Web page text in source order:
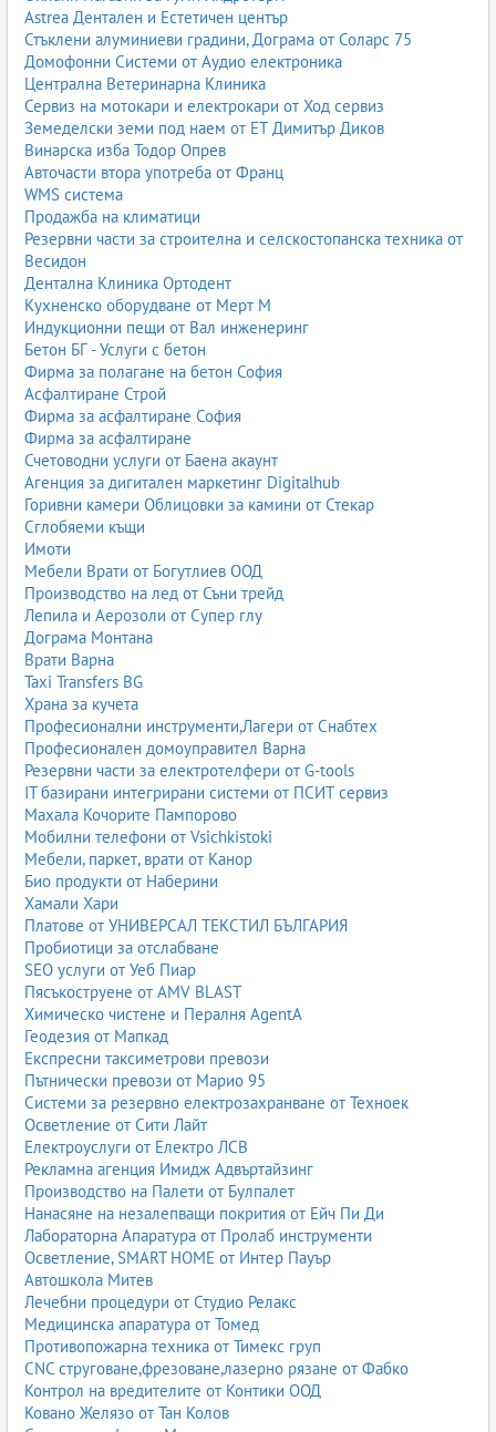
Astrea Дентален и Естетичен център
Стъклени алуминиеви градини, Дограма от Соларс 75
Домофонни Системи от Аудио електроника
Централна Ветеринарна Клиника
Сервиз на мотокари и електрокари от Ход сервиз
Земеделски земи под наем от ЕТ Димитър Диков
Винарска изба Тодор Опрев
Авточасти втора употреба от Франц
WMS система
Продажба на климатици
Резервни части за строителна и селскостопанска техника от
Весидон
Дентална Клиника Ортодент
Кухненско оборудване от Мерт М
Индукционни пещи от Вал инженеринг
Бетон БГ - Услуги с бетон
Фирма за полагане на бетон София
Асфалтиране Строй
Фирма за асфалтиране София
Фирма за асфалтиране
Счетоводни услуги от Баена акаунт
Агенция за дигитален маркетинг Digitalhub
Горивни камери Облицовки за камини от Стекар
Сглобяеми къщи
Имоти
Мебели Врати от Богутлиев ООД
Производство на лед от Съни трейд
Лепила и Аерозоли от Супер глу
Дограма Монтана
Врати Варна
Taxi Transfers BG
Храна за кучета
Професионални инструменти,Лагери от Снабтех
Професионален домоуправител Варна
Резервни части за електротелфери от G-tools
IT базирани интегрирани системи от ПСИТ сервиз
Махала Кочорите Пампорово
Мобилни телефони от Vsichkistoki
Мебели, паркет, врати от Канор
Био продукти от Наберини
Хамали Хари
Платове от УНИВЕРСАЛ ТЕКСТИЛ БЪЛГАРИЯ
Пробиотици за отслабване
SEO услуги от Уеб Пиар
Пясъкоструене от AMV BLAST
Химическо чистене и Пералня AgentA
Геодезия от Мапкад
Експресни таксиметрови превози
Пътнически превози от Марио 95
Системи за резервно електрозахранване от Техноек
Осветление от Сити Лайт
Електроуслуги от Електро ЛСВ
Рекламна агенция Имидж Адвъртайзинг
Производство на Палети от Булпалет
Нанасяне на незалепващи покрития от Ейч Пи Ди
Лабораторна Апаратура от Пролаб инструменти
Осветление, SMART HOME от Интер Пауър
Автошкола Митев
Лечебни процедури от Студио Релакс
Медицинска апаратура от Томед
Противопожарна техника от Тимекс груп
CNC струговане,фрезоване,лазерно рязане от Фабко
Контрол на вредителите от Контики ООД
Ковано Желязо от Тан Колов